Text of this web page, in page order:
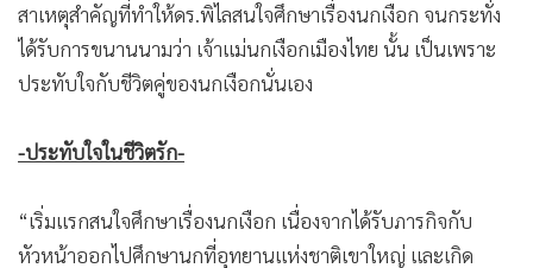
สาเหตุสำคัญที่ทำให้ดร.พิไลสนใจศึกษาเรื่องนกเงือก จนกระทั่ง
ได้รับการขนานนามว่า เจ้าแม่นกเงือกเมืองไทย นั้น เป็นเพราะ
ประทับใจกับชีวิตคู่ของนกเงือกนั่นเอง
-ประทับใจในชีวิตรัก-
“เริ่มแรกสนใจศึกษาเรื่องนกเงือก เนื่องจากได้รับภารกิจกับ
หัวหน้าออกไปศึกษานกที่อุทยานแห่งชาติเขาใหญ่ และเกิด